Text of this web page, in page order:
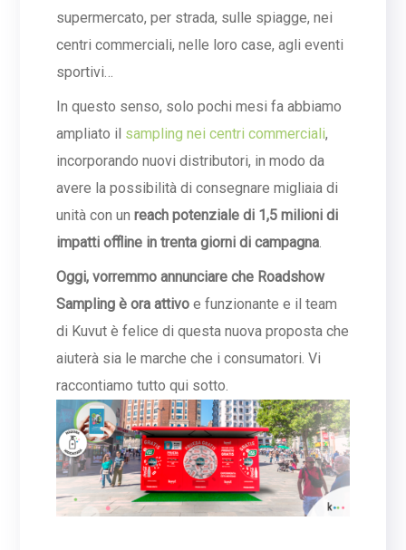
supermercato, per strada, sulle spiagge, nei
centri commerciali, nelle loro case, agli eventi
sportivi…
In questo senso, solo pochi mesi fa abbiamo
ampliato il sampling nei centri commerciali,
incorporando nuovi distributori, in modo da
avere la possibilità di consegnare migliaia di
unità con unreach potenziale di 1,5 milioni di
impatti offline in trenta giorni di campagna.
Oggi, vorremmo annunciare che Roadshow
Sampling è ora attivo e funzionante e il team
di Kuvut è felice di questa nuova proposta che
aiuterà sia le marche che i consumatori. Vi
raccontiamo tutto qui sotto.